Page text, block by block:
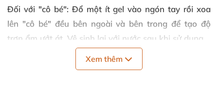
Đối với "cô bé": Đổ một ít gel vào ngón tay rồi xoa
lên "cô bé" đều bên ngoài và bên trong để tạo độ
trơn ẩm ướt át. Vệ sinh lại với nước sau khi sử dụng.
: Chai 100mlXem thêm